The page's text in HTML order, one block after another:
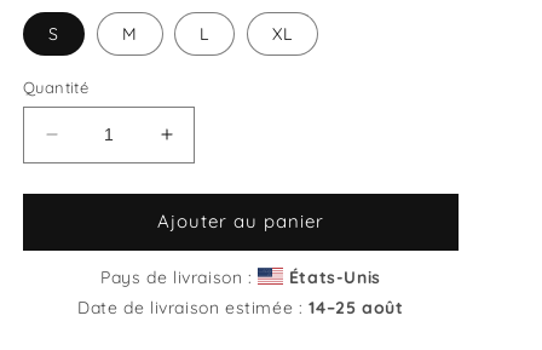
S M L XL
Quantité
Réduire
la
quantité
Sweat
unisexe
Augmenter
la
quantité
de
Sweat
unisexe
col
Ajouter au panier
Pays de livraison :
États-Unis
Date de livraison estimée :14⁠–25 août